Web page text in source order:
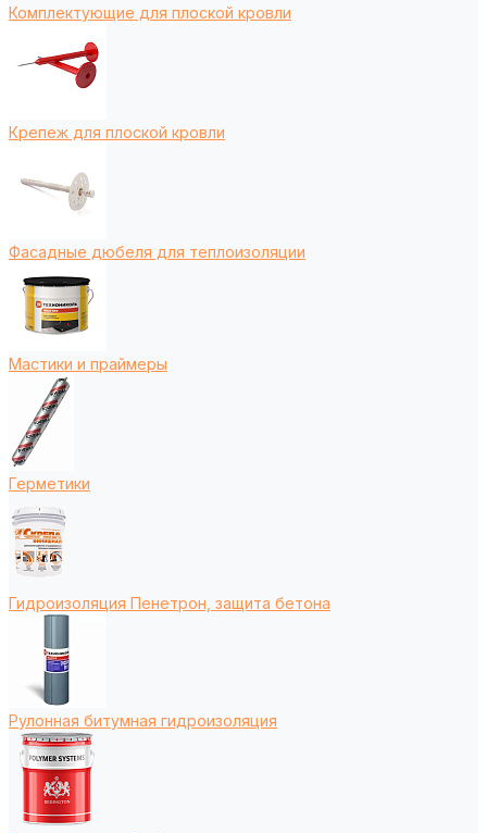
Комплектующие для плоской кровли
Крепеж для плоской кровли
Фасадные дюбеля для теплоизоляции
Мастики и праймеры
Герметики
Гидроизоляция Пенетрон, защита бетона
Рулонная битумная гидроизоляция